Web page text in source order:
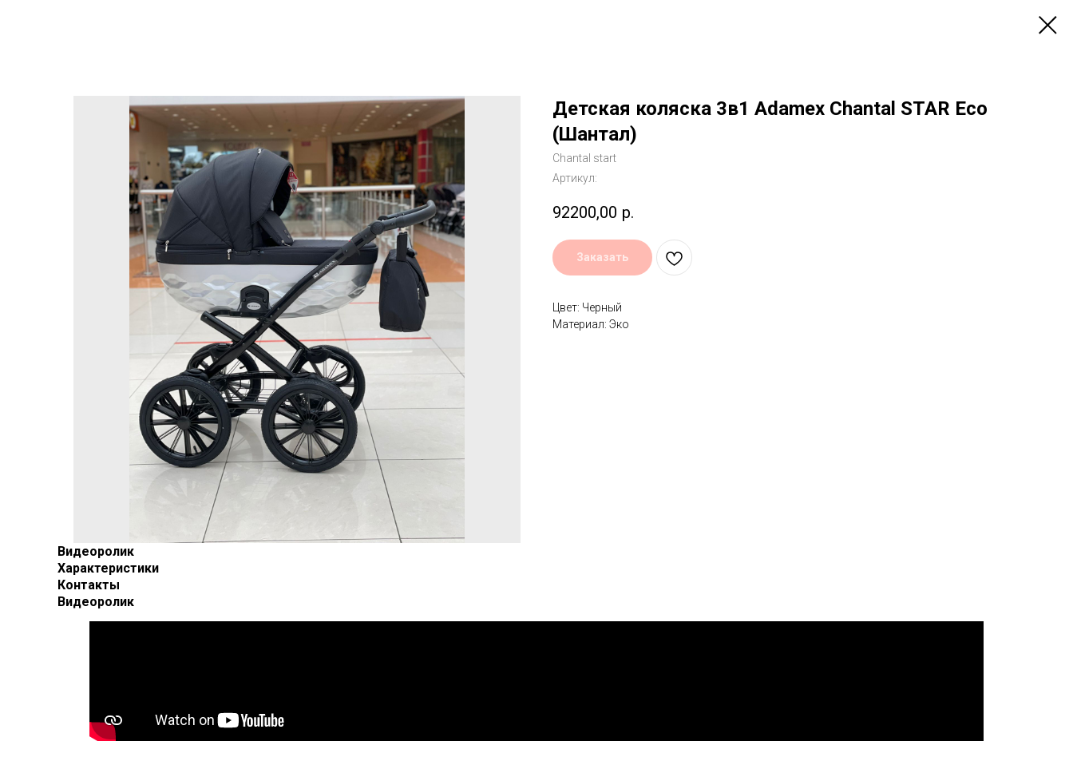
Детская коляска 3в1 Adamex Chantal STAR Eco
(Шантал)
Chantal start
Артикул:
92200,00 р.
Заказать
Цвет: Черный
Материал: Эко
Видеоролик
Характеристики
Контакты
Видеоролик